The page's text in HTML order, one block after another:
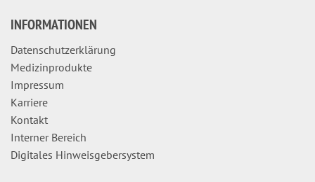
INFORMATIONEN
Datenschutzerklärung
Medizinprodukte
Impressum
Karriere
Kontakt
Interner Bereich
Digitales Hinweisgebersystem